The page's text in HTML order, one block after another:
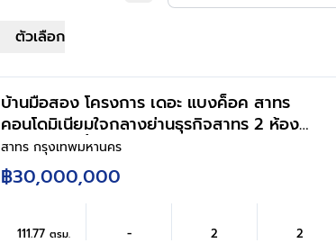
ตัวเลือก
บ้านมือสอง โครงการ เดอะ แบงค็อค สาทร
คอนโดมิเนียมใจกลางย่านธุรกิจสาทร 2 ห้อง
นอน 2 ห้องน้ำ พื้นที่ใช้สอย 111.77 ตร.ม.
พร้อม Living Space ชั้น 2 ห้องครัวพร้อม
เคาน์เตอร์ครัว ที่จอดรถ 1 คัน ทำเลเขตสาทร
กรุงเทพฯ ใกล้เซ็นทรัล สีลม ทาวเวอร์
สาทร กรุงเทพมหานคร
฿30,000,000
111.77 ตรม. - 2 2